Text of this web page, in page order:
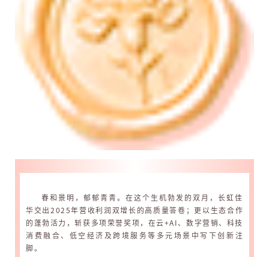
春和景明，郁郁青青。在这个生机勃发的双月，长虹佳
华交出2025年营收利润双增长的高质量答卷；更以生态合作
的蓬勃活力，斩获多项荣誉奖项，在云+AI、数字营销、科技
消费融合、低空经济及跨境服务等多元场景中写下创新注
脚。